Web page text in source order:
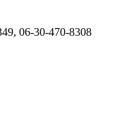
06-30-470-8308